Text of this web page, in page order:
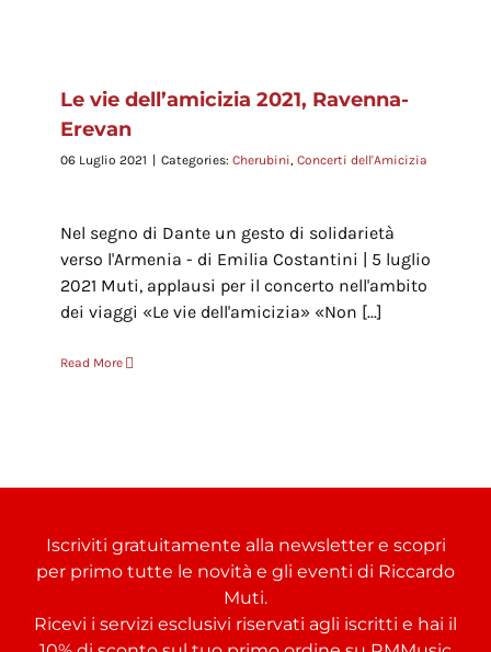
Le vie dell’amicizia 2021, Ravenna-
Erevan
06 Luglio 2021 Categories: Cherubini, Concerti dell'Amicizia
Nel segno di Dante un gesto di solidarietà
verso l'Armenia - di Emilia Costantini | 5 luglio
2021 Muti, applausi per il concerto nell'ambito
dei viaggi «Le vie dell'amicizia» «Non [...]
Read More
Iscriviti gratuitamente alla newsletter e scopri
per primo tutte le novità e gli eventi di Riccardo
Muti.
Ricevi i servizi esclusivi riservati agli iscritti e hai il